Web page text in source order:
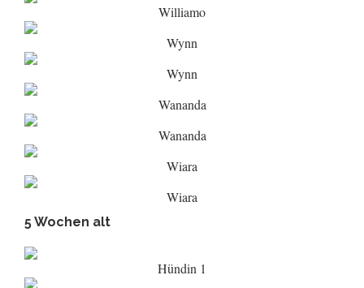
Williamo
Wynn
Wynn
Wananda
Wananda
Wiara
Wiara
5 Wochen alt
Hündin 1